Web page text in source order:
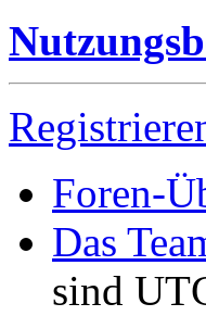
Foren-
Das
sind